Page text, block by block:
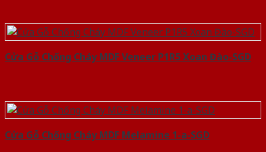
Cửa Gỗ Chống Cháy MDF Veneer P1R5 Xoan Đào-SGD
Cửa Gỗ Chống Cháy MDF Melamine 1-a-SGD